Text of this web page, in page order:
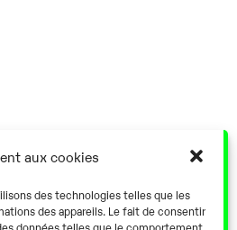
aux cookies
des technologies telles que les
des appareils. Le fait de consentir
données telles que le comportement